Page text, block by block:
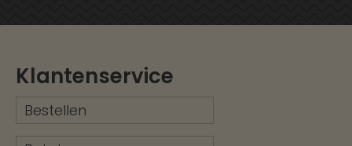
Klantenservice
Bestellen